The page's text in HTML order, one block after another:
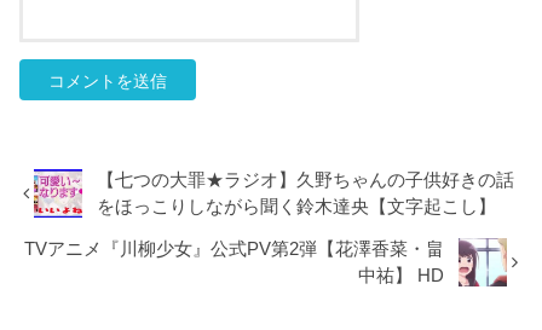
【七つの大罪★ラジオ】久野ちゃんの子供好きの話
をほっこりしながら聞く鈴木達央【文字起こし】
TVアニメ『川柳少女』公式PV第2弾【花澤香菜・畠
中祐】 HD